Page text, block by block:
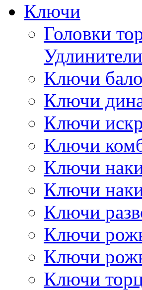
Ключи
Головки
Удлинители
Ключи
Ключи
Ключи
Ключи
Ключи
Ключи
Ключи
Ключи
Ключи
Ключи